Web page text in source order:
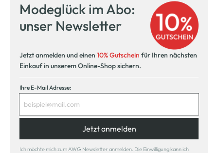
Modeglück im Abo:
unser Newsletter
Jetzt anmelden und einen 10% Gutschein für Ihren nächsten
Einkauf in unserem Online-Shop sichern.
Ihre E-Mail Adresse:
Jetzt anmelden
Ich möchte mich zum AWG Newsletter anmelden. Die Einwilligung kann ich